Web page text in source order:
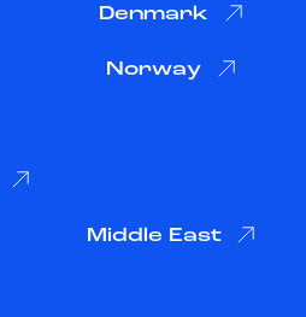
Denmark
Norway
Middle East